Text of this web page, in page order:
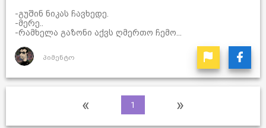
-გუშინ ნიკას ჩავხედე.
-მერე..
-რამხელა გაზონი აქვს ღმერთო ჩემო...
პიმენტო
« 1 »